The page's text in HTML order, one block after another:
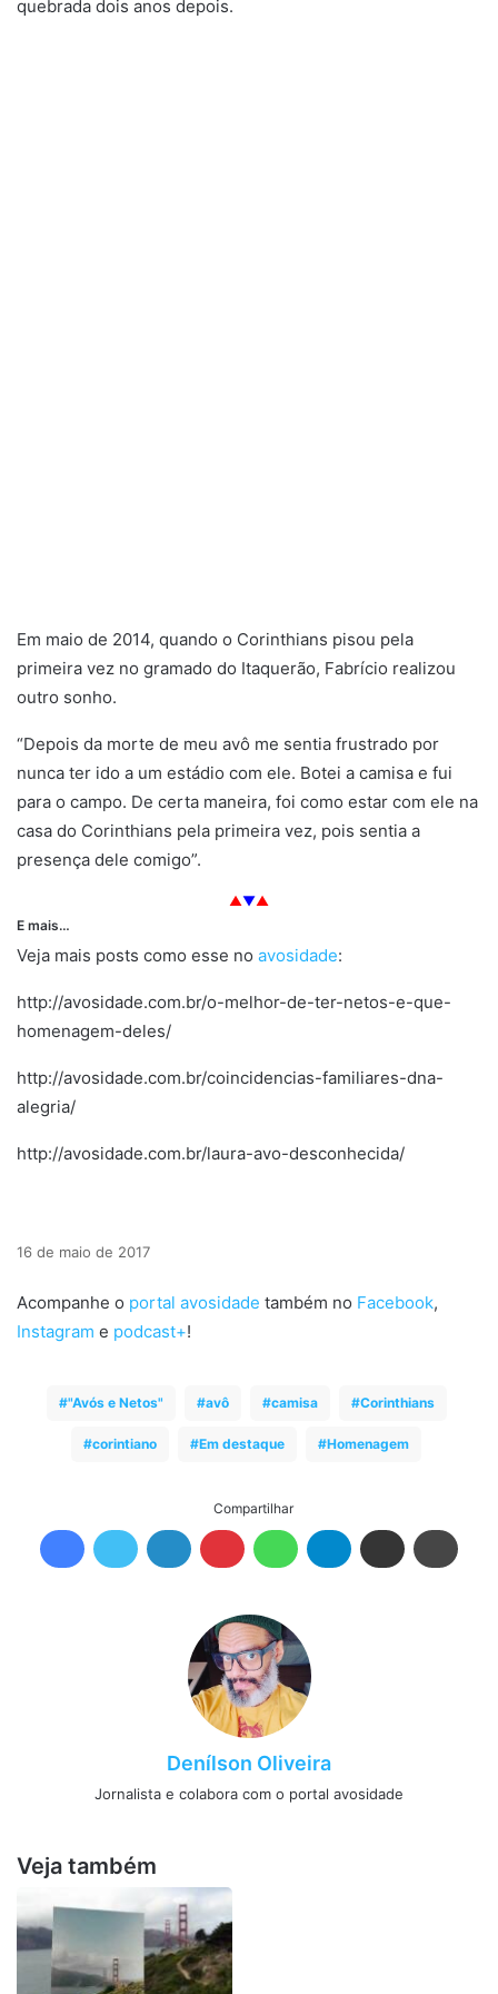
quebrada dois anos depois.
Em maio de 2014, quando o Corinthians pisou pela
primeira vez no gramado do Itaquerão, Fabrício realizou
outro sonho.
“Depois da morte de meu avô me sentia frustrado por
nunca ter ido a um estádio com ele. Botei a camisa e fui
para o campo. De certa maneira, foi como estar com ele na
casa do Corinthians pela primeira vez, pois sentia a
presença dele comigo”.
▲▼▲
E mais…
Veja mais posts como esse no avosidade:
http://avosidade.com.br/o-melhor-de-ter-netos-e-que-
homenagem-deles/
http://avosidade.com.br/coincidencias-familiares-dna-
alegria/
http://avosidade.com.br/laura-avo-desconhecida/
16 de maio de 2017
Acompanhe o portal avosidade também no Facebook,
Instagram e podcast+!
"Avós e Netos" avô camisa Corinthians
corintiano Em destaque Homenagem
Compartilhar
Denílson Oliveira
Jornalista e colabora com o portal avosidade
Veja também